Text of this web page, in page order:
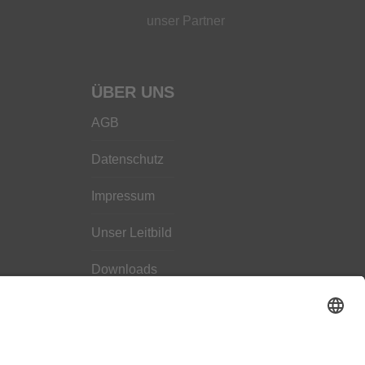
unser Partner
ÜBER UNS
AGB
Datenschutz
Impressum
Unser Leitbild
Downloads